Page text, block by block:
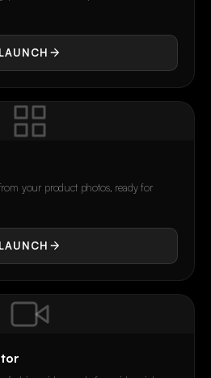
LAUNCH
your product photos, ready for
LAUNCH